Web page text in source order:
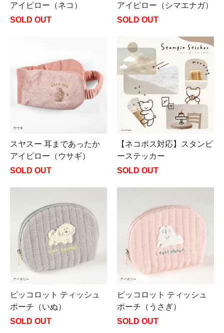
アイピロー（ネコ）
SOLD OUT
アイピロー（シマエナガ）
SOLD OUT
スヤスー 耳まであったか
アイピロー（ウサギ）
SOLD OUT
【ネコポス対応】スタンピ
ーステッカー
SOLD OUT
ピッコロット ティッシュ
ポーチ（いぬ）
SOLD OUT
ピッコロット ティッシュ
ポーチ（うさぎ）
SOLD OUT